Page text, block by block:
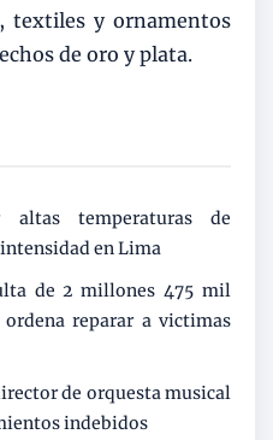
textiles y ornamentos
de oro y plata.
temperaturas de
en Lima
de 2 millones 475 mil
reparar a victimas
de orquesta musical
indebidos